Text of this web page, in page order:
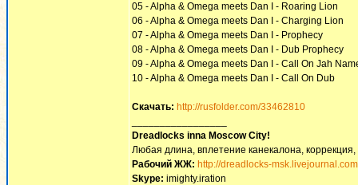
05 - Alpha & Omega meets Dan I - Roaring Lion
06 - Alpha & Omega meets Dan I - Charging Lion
07 - Alpha & Omega meets Dan I - Prophecy
08 - Alpha & Omega meets Dan I - Dub Prophecy
09 - Alpha & Omega meets Dan I - Call On Jah
10 - Alpha & Omega meets Dan I - Call On Dub
Скачать: http://rusfolder.com/33462810
Dreadlocks inna Moscow Сity!
Любая длина, вплетение канекалона,
Рабочий ЖЖ: http://dreadlocks-
Skype: imighty.iration